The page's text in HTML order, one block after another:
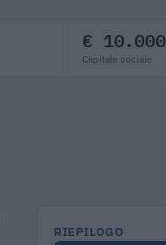
€ 10.000
Capitale sociale
RIEPILOGO